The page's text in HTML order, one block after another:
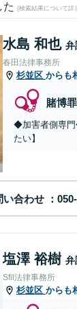
た (検索結果について詳
水島 和也 弁
春田法律事務所
杉並区 からも
賭博
◆加害者側専門
たい】
い合わせ
塩澤 裕樹 弁
Sfil法律事務所
杉並区 からも